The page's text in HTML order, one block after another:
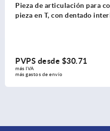
para tubos, aluminio,
tubos redondos
DETALLES